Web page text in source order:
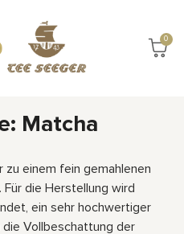
0
Matcha
zu einem fein gemahlenen
die Herstellung wird
ein sehr hochwertiger
Vollbeschattung der